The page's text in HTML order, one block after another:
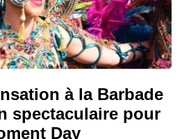
à la Barbade
spectaculaire pour
Day